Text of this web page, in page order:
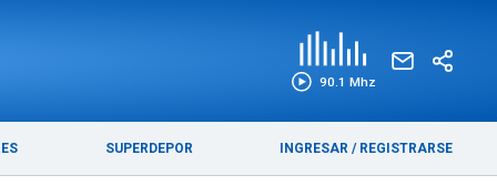
90.1 Mhz
SUPERDEPOR INGRESAR / REGISTRARSE